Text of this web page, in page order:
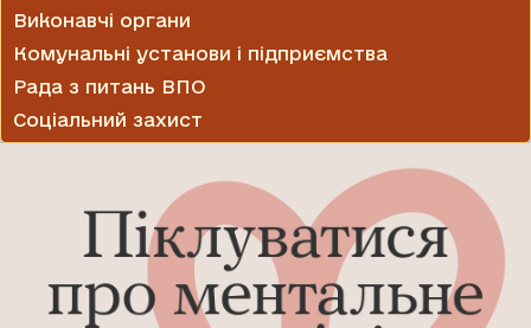
Виконавчі органи
Комунальні установи і підприємства
Рада з питань ВПО
Соціальний захист